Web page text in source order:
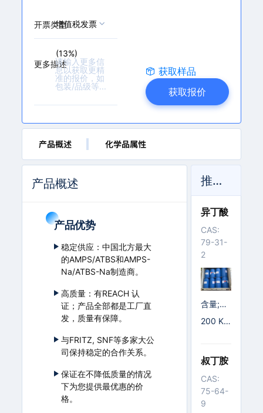
h
b
a
l
c
m
开票类型增值税发票
(13%)
更多描述
获取样品
获取报价
产品概述 化学品属性
产品概述
产品优势
稳定供应：中国北方最大
的AMPS/ATBS和AMPS-
Na/ATBS-Na制造商。
高质量：有REACH 认
证；产品全部都是工厂直
发，质量有保障。
与FRITZ, SNF等多家大公
司保持稳定的合作关系。
保证在不降低质量的情况
下为您提供最优惠的价
格。
推荐产品
异丁酸
CAS:
79-31-
2
含量;≥9
9.5%; 9
200 K
00 KG/I
50 KG/I
BC桶
叔丁胺
CAS:
75-64-
9